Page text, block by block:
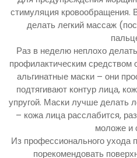
стимуляция
делать легкий массаж
Раз в неделю неплохо
профилактическим
альгинатные маски – они
подтягивают контур лица,
упругой. Маски лучше делать
– кожа лица расслабится,
моложе и
Из профессионального ухода
порекомендовать